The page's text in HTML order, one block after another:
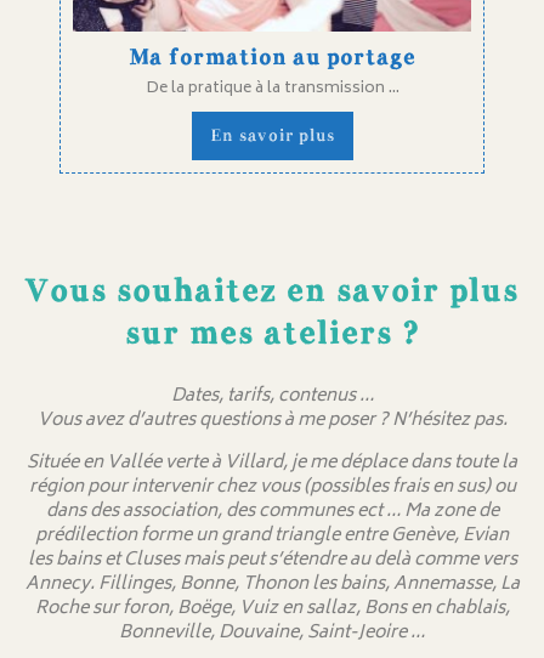
Ma formation au portage
De la pratique à la transmission ...
En savoir plus
Vous souhaitez en savoir plus
sur mes ateliers ?
Dates, tarifs, contenus …
Vous avez d’autres questions à me poser ? N’hésitez pas.
Située en Vallée verte à Villard, je me déplace dans toute la
région pour intervenir chez vous (possibles frais en sus) ou
dans des association, des communes ect … Ma zone de
prédilection forme un grand triangle entre Genève, Evian
les bains et Cluses mais peut s’étendre au delà comme vers
Annecy. Fillinges, Bonne, Thonon les bains, Annemasse, La
Roche sur foron, Boëge, Vuiz en sallaz, Bons en chablais,
Bonneville, Douvaine, Saint-Jeoire …